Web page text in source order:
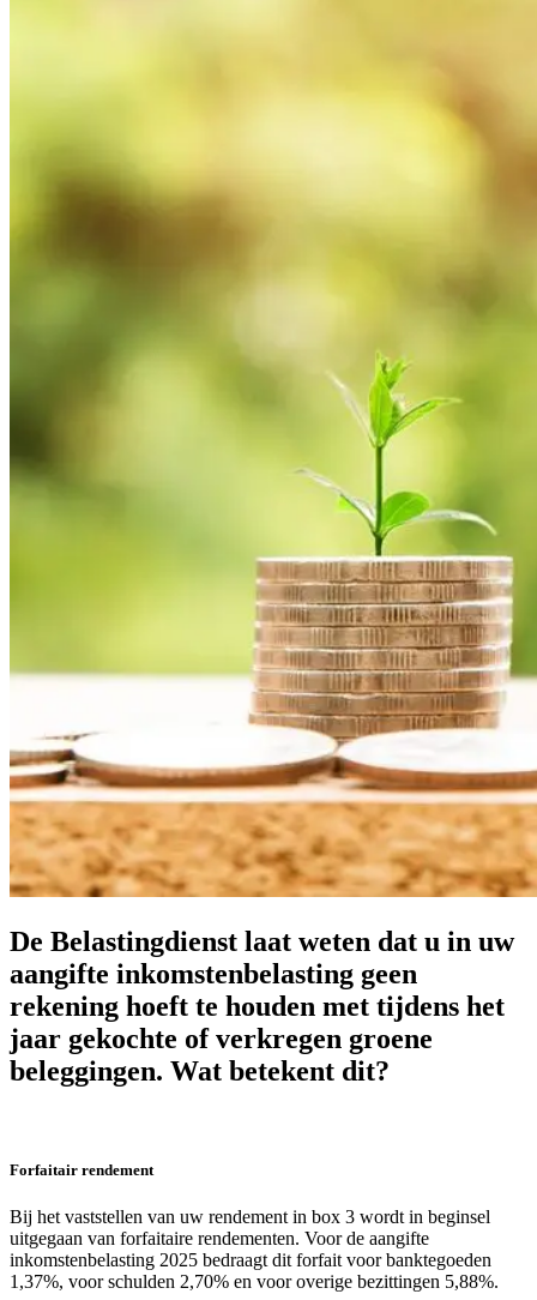
De Belastingdienst laat weten dat u in uw
aangifte inkomstenbelasting geen
rekening hoeft te houden met tijdens het
jaar gekochte of verkregen groene
beleggingen. Wat betekent dit?
Forfaitair rendement
Bij het vaststellen van uw rendement in box 3 wordt in beginsel
uitgegaan van forfaitaire rendementen. Voor de aangifte
inkomstenbelasting 2025 bedraagt dit forfait voor banktegoeden
1,37%, voor schulden 2,70% en voor overige bezittingen 5,88%.